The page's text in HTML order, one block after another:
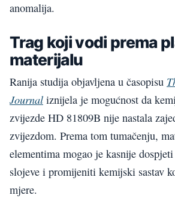
anomalija.
Trag koji vodi prema
materijalu
Ranija studija objavljena u časopisu
Journal iznijela je mogućnost da
zvijezde HD 81809B nije nastala
zvijezdom. Prema tom tumačenju,
elementima mogao je kasnije
slojeve i promijeniti kemijski sastav
mjere.